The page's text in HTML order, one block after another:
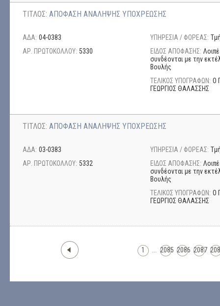
ΤΙΤΛΟΣ: ΑΠΟΦΑΣΗ ΑΝΑΛΗΨΗΣ ΥΠΟΧΡΕΩΣΗΣ
ΑΔΑ: 04-0383
ΑΡ. ΠΡΩΤΟΚΟΛΛΟΥ: 5330
ΥΠΗΡΕΣΙΑ / ΦΟΡΕΑΣ:
ΕΙΔΟΣ ΑΠΟΦΑΣΗΣ:
συνδέονται με την
Βουλής
ΤΕΛΙΚΟΣ ΥΠΟΓΡΑΦΩΝ: Ο
ΓΕΩΡΓΙΟΣ ΘΑΛΑΣΣΗΣ
ΤΙΤΛΟΣ: ΑΠΟΦΑΣΗ ΑΝΑΛΗΨΗΣ ΥΠΟΧΡΕΩΣΗΣ
ΑΔΑ: 03-0383
ΑΡ. ΠΡΩΤΟΚΟΛΛΟΥ: 5332
ΥΠΗΡΕΣΙΑ / ΦΟΡΕΑΣ:
ΕΙΔΟΣ ΑΠΟΦΑΣΗΣ:
συνδέονται με την
Βουλής
ΤΕΛΙΚΟΣ ΥΠΟΓΡΑΦΩΝ: Ο
ΓΕΩΡΓΙΟΣ ΘΑΛΑΣΣΗΣ
1 2085 2086 2087